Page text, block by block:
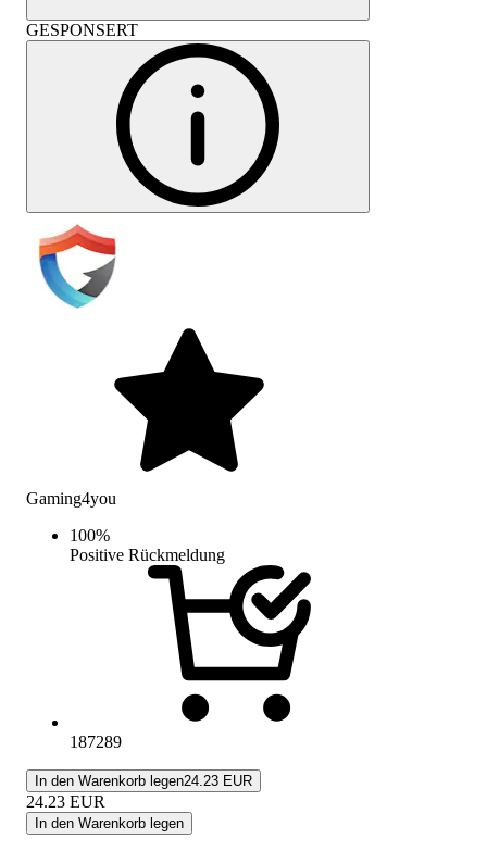
GESPONSERT
Gaming4you
100%
Positive Rückmeldung
187289
In den Warenkorb legen24.23 EUR
24.23 EUR
In den Warenkorb legen